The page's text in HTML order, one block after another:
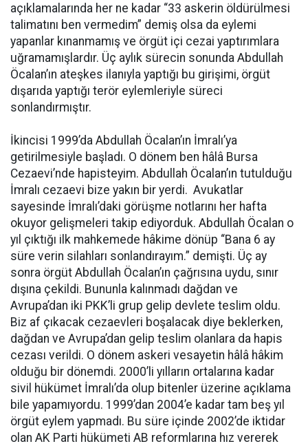
açıklamalarında her ne kadar “33 askerin öldürülmesi
talimatını ben vermedim” demiş olsa da eylemi
yapanlar kınanmamış ve örgüt içi cezai yaptırımlara
uğramamışlardır. Üç aylık sürecin sonunda Abdullah
Öcalan’ın ateşkes ilanıyla yaptığı bu girişimi, örgüt
dışarıda yaptığı terör eylemleriyle süreci
sonlandırmıştır.
İkincisi 1999’da Abdullah Öcalan’ın İmralı’ya
getirilmesiyle başladı. O dönem ben hâlâ Bursa
Cezaevi’nde hapisteyim. Abdullah Öcalan’ın tutulduğu
İmralı cezaevi bize yakın bir yerdi. Avukatlar
sayesinde İmralı’daki görüşme notlarını her hafta
okuyor gelişmeleri takip ediyorduk. Abdullah Öcalan o
yıl çıktığı ilk mahkemede hâkime dönüp “Bana 6 ay
süre verin silahları sonlandırayım.” demişti. Üç ay
sonra örgüt Abdullah Öcalan’ın çağrısına uydu, sınır
dışına çekildi. Bununla kalınmadı dağdan ve
Avrupa’dan iki PKK’li grup gelip devlete teslim oldu.
Biz af çıkacak cezaevleri boşalacak diye beklerken,
dağdan ve Avrupa’dan gelip teslim olanlara da hapis
cezası verildi. O dönem askeri vesayetin hâlâ hâkim
olduğu bir dönemdi. 2000’li yılların ortalarına kadar
sivil hükümet İmralı’da olup bitenler üzerine açıklama
bile yapamıyordu. 1999’dan 2004’e kadar tam beş yıl
örgüt eylem yapmadı. Bu süre içinde 2002’de iktidar
olan AK Parti hükümeti AB reformlarına hız vererek